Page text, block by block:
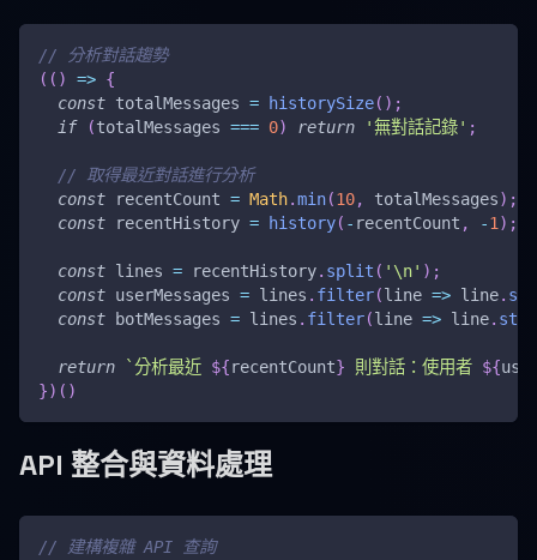
// 分析對話趨勢
( ( ) => {
const totalMessages = historySize( ) ;
if
(totalMessages === 0) return '無對話記錄' ;
// 取得最近對話進行分析
const recentCount = Math.min(10, totalMessages) ;
const recentHistory = history( - recentCount , -1 ) ;
const lines = recentHistory. split ( '\n' ) ;
const userMessages = lines . filter(line => line.
const botMessages = lines . filter(line => line.
return `分析最近 ${recentCount} 則對話：使用者 ${
}) ( )
API 整合與資料處理
// 建構複雜 API 查詢